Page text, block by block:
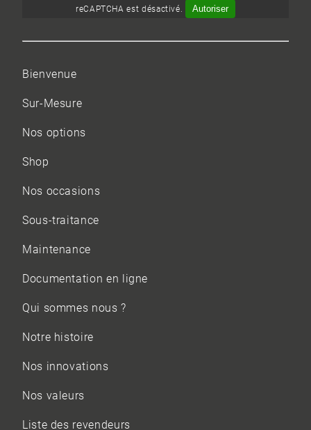
reCAPTCHA est désactivé. Autoriser
Bienvenue
Sur-Mesure
Nos options
Shop
Nos occasions
Sous-traitance
Maintenance
Documentation en ligne
Qui sommes nous ?
Notre histoire
Nos innovations
Nos valeurs
Liste des revendeurs